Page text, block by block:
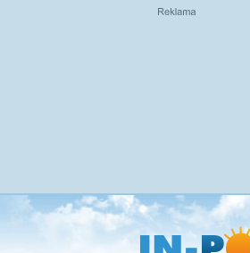
Přejít
na
hlavní
obsah